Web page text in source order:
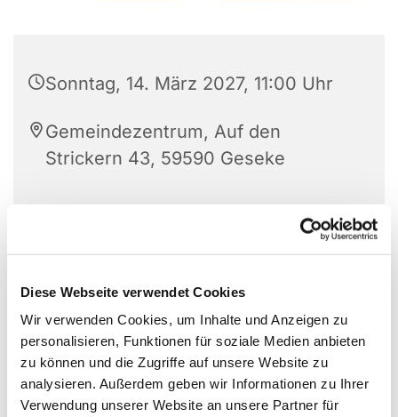
Diese Webseite verwendet Cookies
Wir verwenden Cookies, um Inhalte und Anzeigen zu
personalisieren, Funktionen für soziale Medien anbieten
zu können und die Zugriffe auf unsere Website zu
analysieren. Außerdem geben wir Informationen zu Ihrer
Verwendung unserer Website an unsere Partner für
Sonntag, 14. März 2027, 11:00 Uhr
Gemeindezentrum, Auf den
Strickern 43, 59590 Geseke